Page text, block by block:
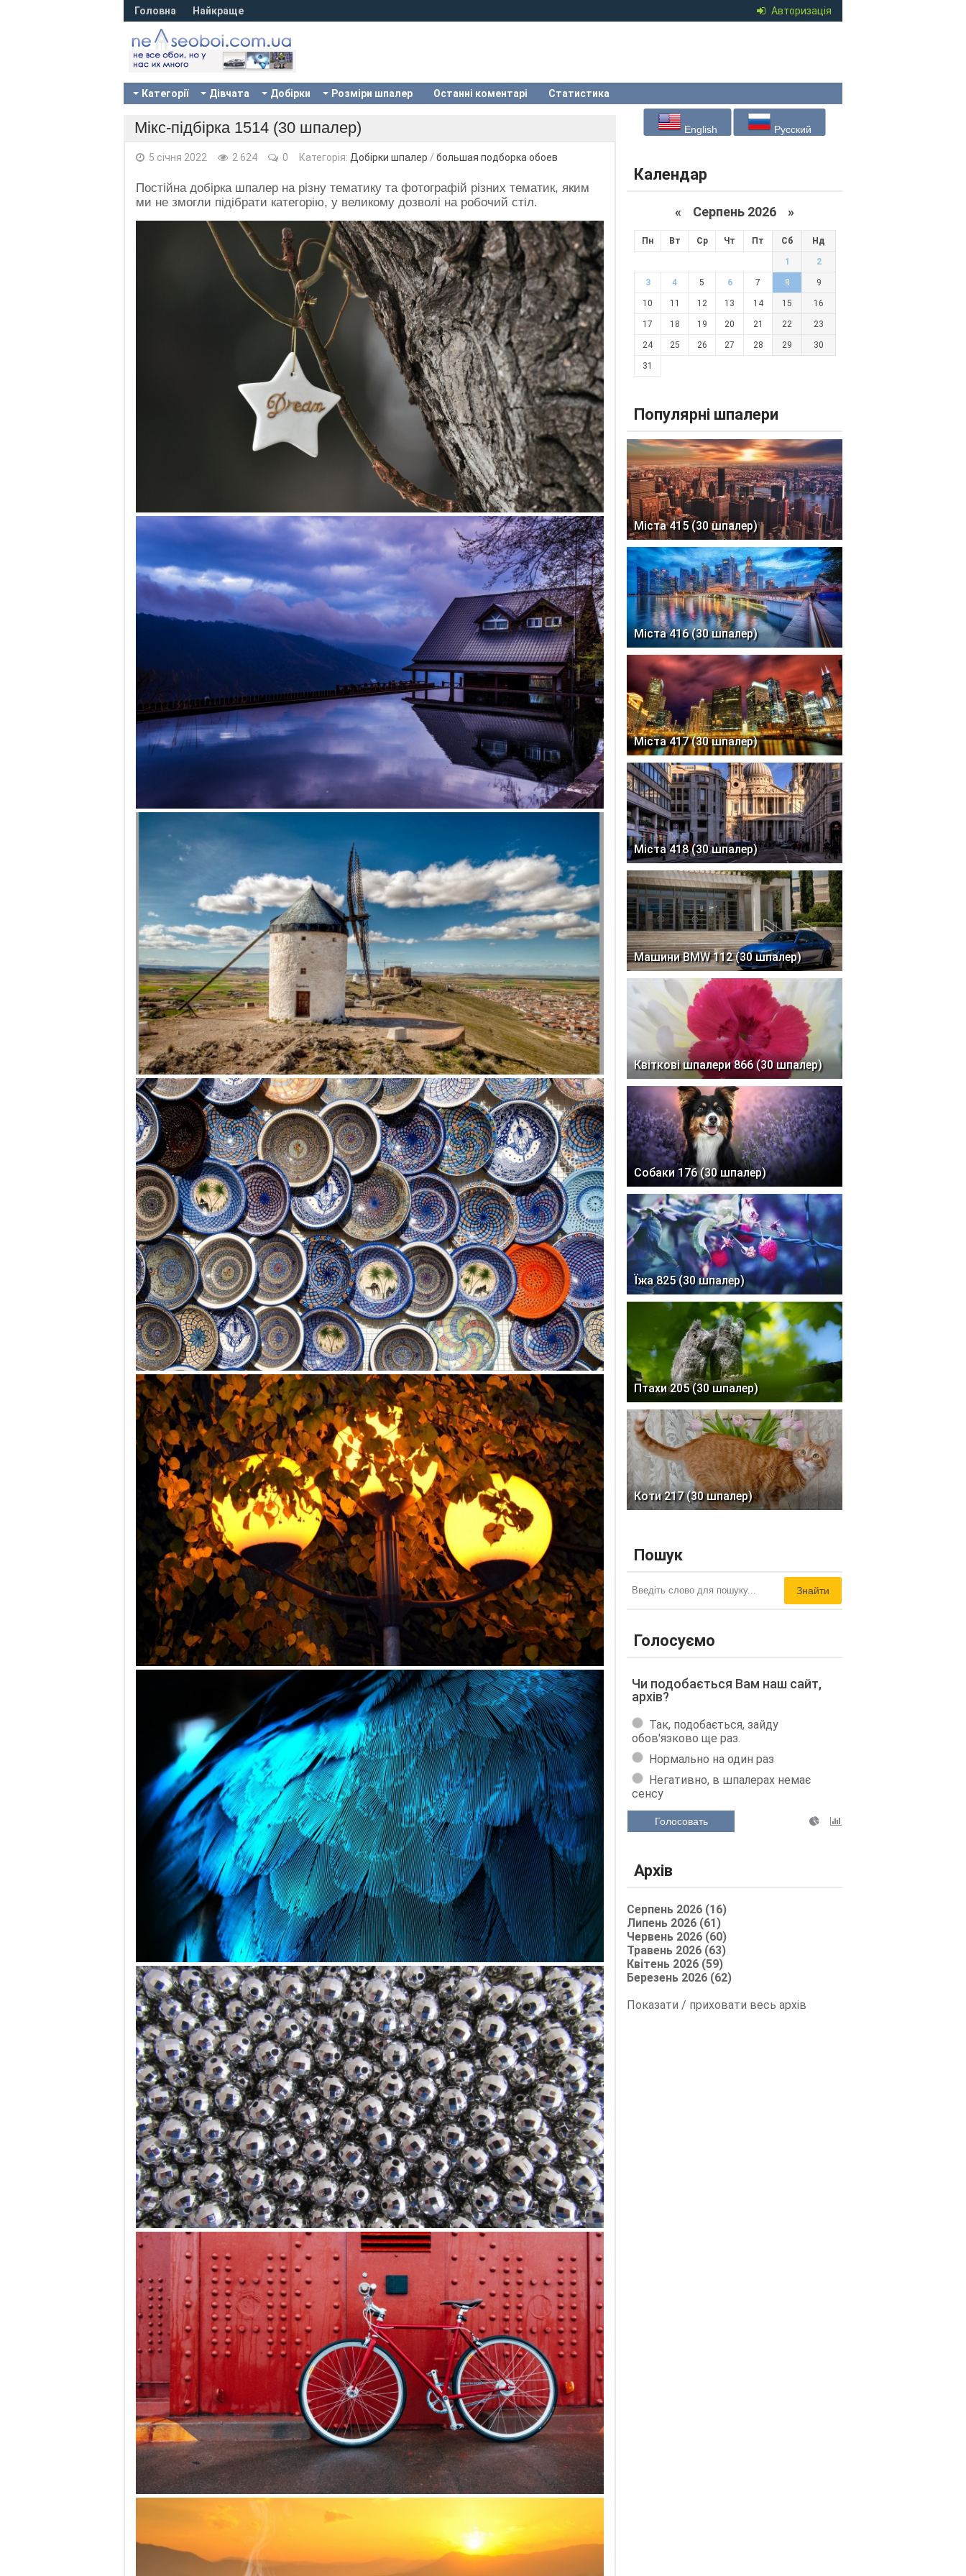
Авторизація
Головна Найкраще
Категорії Дівчата Добірки Розміри шпалер Останні коментарі Статистика
Мікс-підбірка 1514 (30 шпалер)
5 січня 2022 2 624 0 Категорія: Добірки шпалер / большая подборка обоев
Постійна добірка шпалер на різну тематику та фотографій різних тематик, яким
ми не змогли підібрати категорію, у великому дозволі на робочий стіл.
English Русский
Календар
« Серпень 2026 »
Пн Вт Ср Чт Пт Сб Нд
1 2
3 4 5 6 7 8 9
10 11 12 13 14 15 16
17 18 19 20 21 22 23
24 25 26 27 28 29 30
31
Популярні шпалери
Міста 415 (30 шпалер)
Міста 416 (30 шпалер)
Міста 417 (30 шпалер)
Міста 418 (30 шпалер)
Машини BMW 112 (30 шпалер)
Квіткові шпалери 866 (30 шпалер)
Собаки 176 (30 шпалер)
Їжа 825 (30 шпалер)
Птахи 205 (30 шпалер)
Коти 217 (30 шпалер)
Пошук
Знайти
Голосуємо
Чи подобається Вам наш сайт,
архів?
Так, подобається, зайду
обов'язково ще раз.
Нормально на один раз
Негативно, в шпалерах немає
сенсу
Голосовать
Архів
Серпень 2026 (16)
Липень 2026 (61)
Червень 2026 (60)
Травень 2026 (63)
Квітень 2026 (59)
Березень 2026 (62)
Показати / приховати весь архів